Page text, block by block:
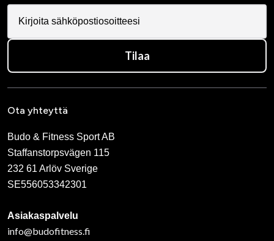
Tilaa
Ota yhteyttä
Budo & Fitness Sport AB
Staffanstorpsvägen 115
232 61 Arlöv Sverige
SE556053342301
Asiakaspalvelu
info@budofitness.fi